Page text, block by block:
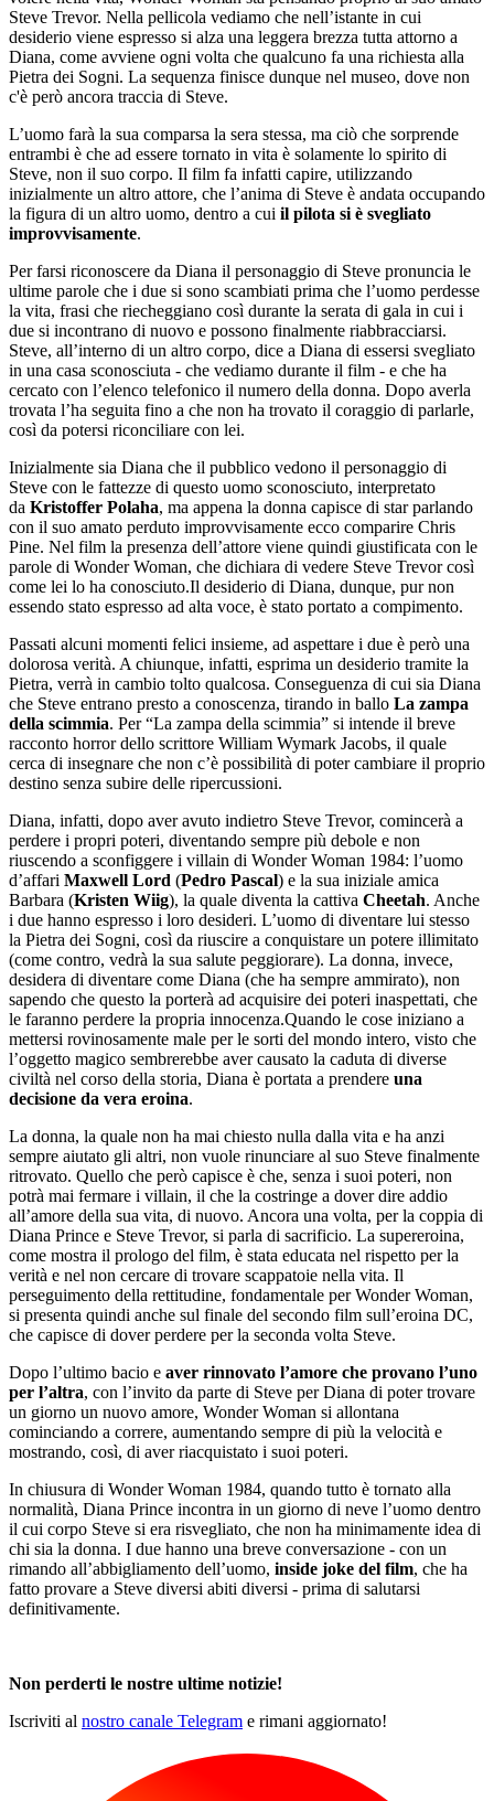
Steve Trevor. Nella pellicola vediamo che nell’istante in cui
desiderio viene espresso si alza una leggera brezza tutta attorno a
Diana, come avviene ogni volta che qualcuno fa una richiesta alla
Pietra dei Sogni. La sequenza finisce dunque nel museo, dove non
c'è però ancora traccia di Steve.
L’uomo farà la sua comparsa la sera stessa, ma ciò che sorprende
entrambi è che ad essere tornato in vita è solamente lo spirito di
Steve, non il suo corpo. Il film fa infatti capire, utilizzando
inizialmente un altro attore, che l’anima di Steve è andata occupando
la figura di un altro uomo, dentro a cui il pilota si è svegliato
improvvisamente.
Per farsi riconoscere da Diana il personaggio di Steve pronuncia le
ultime parole che i due si sono scambiati prima che l’uomo perdesse
la vita, frasi che riecheggiano così durante la serata di gala in cui i
due si incontrano di nuovo e possono finalmente riabbracciarsi.
Steve, all’interno di un altro corpo, dice a Diana di essersi svegliato
in una casa sconosciuta - che vediamo durante il film - e che ha
cercato con l’elenco telefonico il numero della donna. Dopo averla
trovata l’ha seguita fino a che non ha trovato il coraggio di parlarle,
così da potersi riconciliare con lei.
Inizialmente sia Diana che il pubblico vedono il personaggio di
Steve con le fattezze di questo uomo sconosciuto, interpretato
da Kristoffer Polaha, ma appena la donna capisce di star parlando
con il suo amato perduto improvvisamente ecco comparire Chris
Pine. Nel film la presenza dell’attore viene quindi giustificata con le
parole di Wonder Woman, che dichiara di vedere Steve Trevor così
come lei lo ha conosciuto.Il desiderio di Diana, dunque, pur non
essendo stato espresso ad alta voce, è stato portato a compimento.
Passati alcuni momenti felici insieme, ad aspettare i due è però una
dolorosa verità. A chiunque, infatti, esprima un desiderio tramite la
Pietra, verrà in cambio tolto qualcosa. Conseguenza di cui sia Diana
che Steve entrano presto a conoscenza, tirando in ballo La zampa
della scimmia. Per “La zampa della scimmia” si intende il breve
racconto horror dello scrittore William Wymark Jacobs, il quale
cerca di insegnare che non c’è possibilità di poter cambiare il proprio
destino senza subire delle ripercussioni.
Diana, infatti, dopo aver avuto indietro Steve Trevor, comincerà a
perdere i propri poteri, diventando sempre più debole e non
riuscendo a sconfiggere i villain di Wonder Woman 1984: l’uomo
d’affari Maxwell Lord (Pedro Pascal) e la sua iniziale amica
Barbara (Kristen Wiig), la quale diventa la cattiva Cheetah. Anche
i due hanno espresso i loro desideri. L’uomo di diventare lui stesso
la Pietra dei Sogni, così da riuscire a conquistare un potere illimitato
(come contro, vedrà la sua salute peggiorare). La donna, invece,
desidera di diventare come Diana (che ha sempre ammirato), non
sapendo che questo la porterà ad acquisire dei poteri inaspettati, che
le faranno perdere la propria innocenza.Quando le cose iniziano a
mettersi rovinosamente male per le sorti del mondo intero, visto che
l’oggetto magico sembrerebbe aver causato la caduta di diverse
civiltà nel corso della storia, Diana è portata a prendere una
decisione da vera eroina.
La donna, la quale non ha mai chiesto nulla dalla vita e ha anzi
sempre aiutato gli altri, non vuole rinunciare al suo Steve finalmente
ritrovato. Quello che però capisce è che, senza i suoi poteri, non
potrà mai fermare i villain, il che la costringe a dover dire addio
all’amore della sua vita, di nuovo. Ancora una volta, per la coppia di
Diana Prince e Steve Trevor, si parla di sacrificio. La supereroina,
come mostra il prologo del film, è stata educata nel rispetto per la
verità e nel non cercare di trovare scappatoie nella vita. Il
perseguimento della rettitudine, fondamentale per Wonder Woman,
si presenta quindi anche sul finale del secondo film sull’eroina DC,
che capisce di dover perdere per la seconda volta Steve.
Dopo l’ultimo bacio e aver rinnovato l’amore che provano l’uno
per l’altra, con l’invito da parte di Steve per Diana di poter trovare
un giorno un nuovo amore, Wonder Woman si allontana
cominciando a correre, aumentando sempre di più la velocità e
mostrando, così, di aver riacquistato i suoi poteri.
In chiusura di Wonder Woman 1984, quando tutto è tornato alla
normalità, Diana Prince incontra in un giorno di neve l’uomo dentro
il cui corpo Steve si era risvegliato, che non ha minimamente idea di
chi sia la donna. I due hanno una breve conversazione - con un
rimando all’abbigliamento dell’uomo, inside joke del film, che ha
fatto provare a Steve diversi abiti diversi - prima di salutarsi
definitivamente.
Non perderti le nostre ultime notizie!
Iscriviti al nostro canale Telegram e rimani aggiornato!